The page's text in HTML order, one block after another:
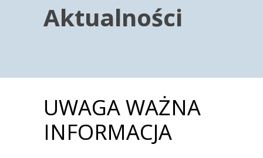
Aktualności
UWAGA WAŻNA
INFORMACJA